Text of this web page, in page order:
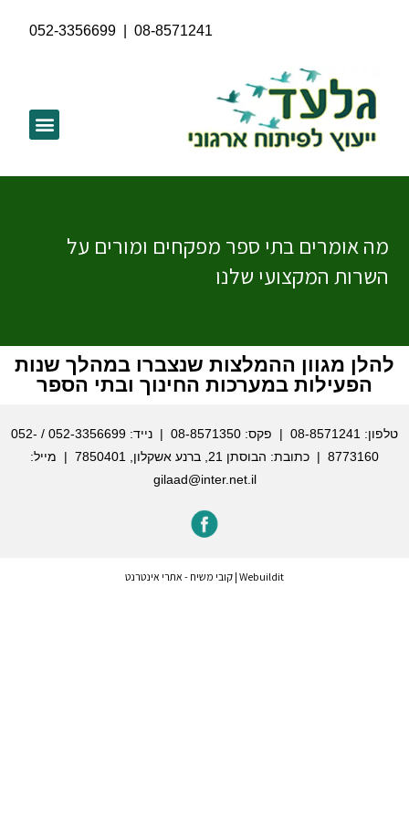
052-3356699 |08-8571241
מה אומרים בתי ספר מפקחים ומורים על
השרות המקצועי שלנו
להלן מגוון ההמלצות שנצברו במהלך שנות
הפעילות במערכות החינוך ובתי הספר
טלפון: 08-8571241| פקס: 08-8571350 | נייד: 052-3356699
/
052-
8773160| כתובת: הבוסתן 21, ברנע אשקלון, 7850401 | מייל:
gilaad@inter.net.il
Webuildit
| קובי משיח - אתרי אינטרנט